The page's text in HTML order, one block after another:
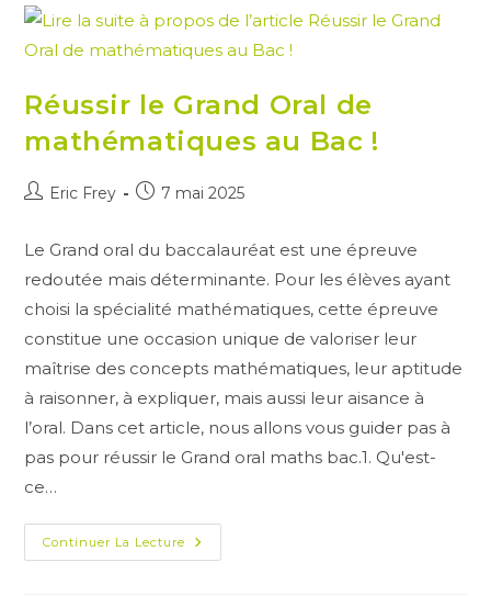
Votre
Potentiel
En
Maths
Réussir le Grand Oral de
mathématiques au Bac !
Auteur/autrice
publication :
Eric Frey
Publication
7 mai 2025
Le Grand oral du baccalauréat est une épreuve
redoutée mais déterminante. Pour les élèves ayant
choisi la spécialité mathématiques, cette épreuve
constitue une occasion unique de valoriser leur
maîtrise des concepts mathématiques, leur aptitude
à raisonner, à expliquer, mais aussi leur aisance à
l’oral. Dans cet article, nous allons vous guider pas à
pas pour réussir le Grand oral maths bac.1. Qu'est-
ce…
Continuer La Lecture Réussir
Le